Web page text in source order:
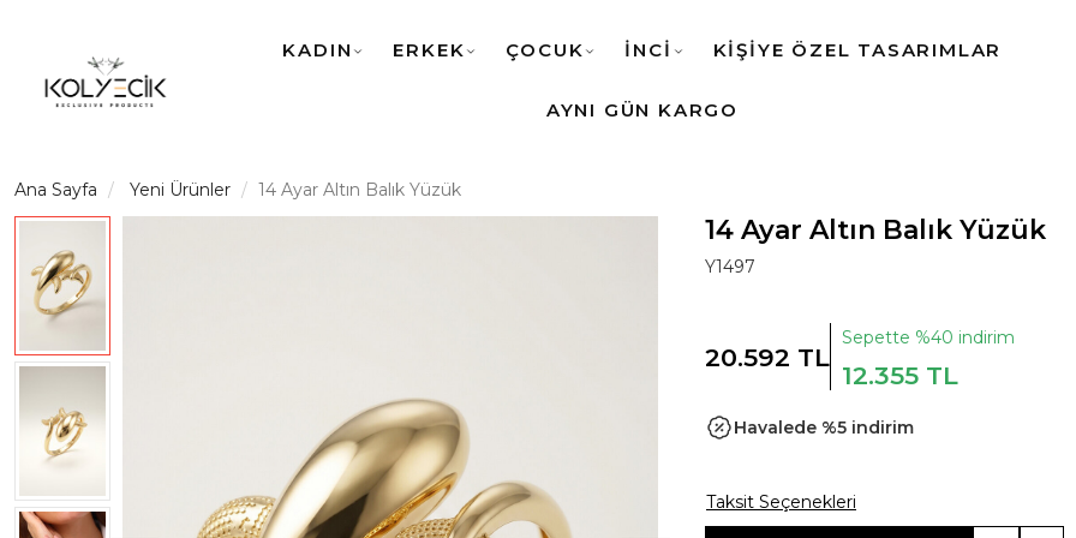
KADIN ERKEK ÇOCUK İNCİ KİŞİYE ÖZEL TASARIMLAR
AYNI GÜN KARGO
Ana Sayfa Yeni Ürünler 14 Ayar Altın Balık Yüzük
14 Ayar Altın Balık Yüzük
Y1497
20.592 TL
Sepette %40 indirim
12.355 TL
Havalede %5 indirim
Taksit Seçenekleri